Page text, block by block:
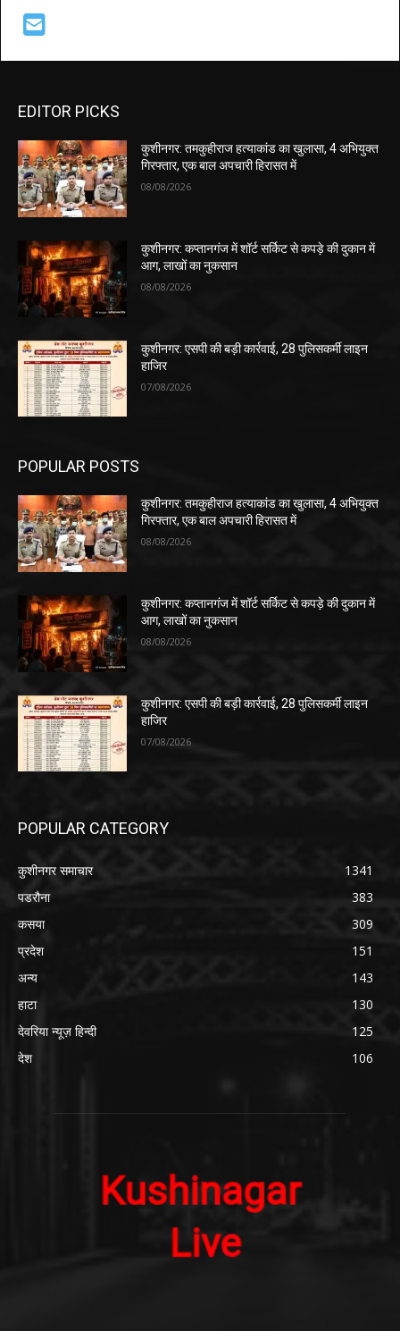
EDITOR PICKS
कुशीनगर: तमकुहीराज हत्याकांड का खुलासा, 4 अभियुक्त
गिरफ्तार, एक बाल अपचारी हिरासत में
08/08/2026
कुशीनगर: कप्तानगंज में शॉर्ट सर्किट से कपड़े की दुकान में
आग, लाखों का नुकसान
08/08/2026
कुशीनगर: एसपी की बड़ी कार्रवाई, 28 पुलिसकर्मी लाइन
हाजिर
07/08/2026
POPULAR POSTS
कुशीनगर: तमकुहीराज हत्याकांड का खुलासा, 4 अभियुक्त
गिरफ्तार, एक बाल अपचारी हिरासत में
08/08/2026
कुशीनगर: कप्तानगंज में शॉर्ट सर्किट से कपड़े की दुकान में
आग, लाखों का नुकसान
08/08/2026
कुशीनगर: एसपी की बड़ी कार्रवाई, 28 पुलिसकर्मी लाइन
हाजिर
07/08/2026
POPULAR CATEGORY
कुशीनगर समाचार
1341
पडरौना
383
कसया
309
प्रदेश
151
अन्य
143
हाटा
130
देवरिया न्यूज़ हिन्दी
125
देश
106